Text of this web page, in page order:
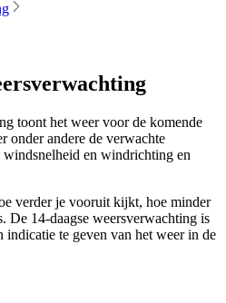
toont het weer voor de komende
onder andere de verwachte
windsnelheid en windrichting en
verder je vooruit kijkt, hoe minder
De 14-daagse weersverwachting is
indicatie te geven van het weer in de